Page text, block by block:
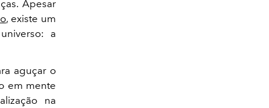
Apesar
, existe um
a
aguçar o
em mente
na